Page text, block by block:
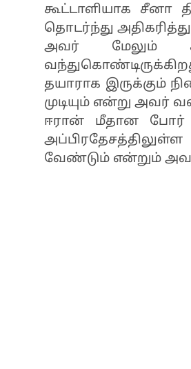
கூட்டாளியாக சீனா
தொடர்ந்து
அவர் மேலும்
தயாராக இருக்கும்
முடியும் என்று அவர்
ஈரான் மீதான போர்
வேண்டும் என்றும்